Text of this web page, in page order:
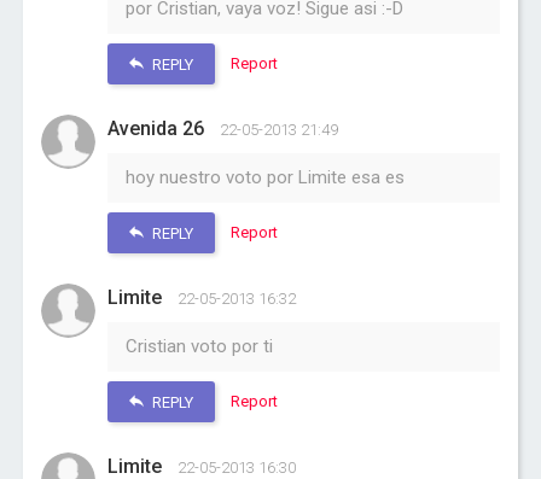
por Cristian, vaya voz! Sigue asi :-D
REPLY Report
Avenida 26 22-05-2013 21:49
hoy nuestro voto por Limite esa es
REPLY Report
Limite 22-05-2013 16:32
Cristian voto por ti
REPLY Report
Limite 22-05-2013 16:30